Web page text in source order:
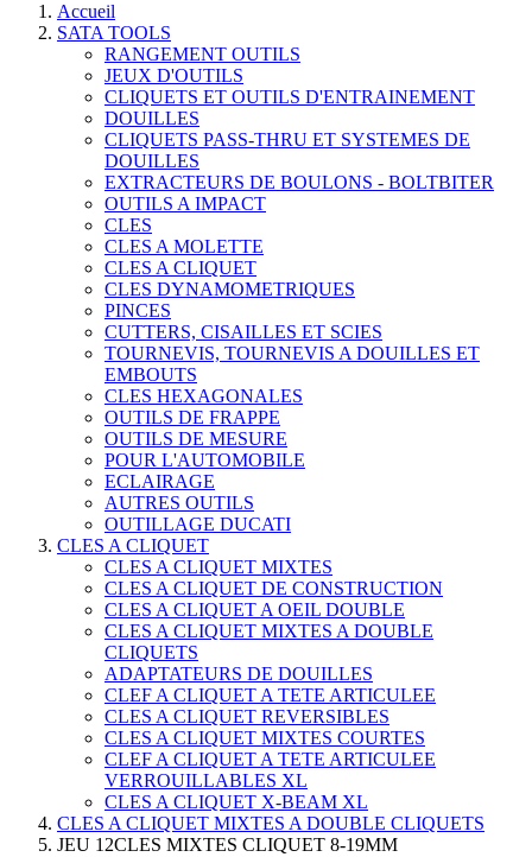
Accueil
SATA TOOLS
RANGEMENT OUTILS
JEUX D'OUTILS
CLIQUETS ET OUTILS D'ENTRAINEMENT
DOUILLES
CLIQUETS PASS-THRU ET SYSTEMES DE
DOUILLES
EXTRACTEURS DE BOULONS - BOLTBITER
OUTILS A IMPACT
CLES
CLES A MOLETTE
CLES A CLIQUET
CLES DYNAMOMETRIQUES
PINCES
CUTTERS, CISAILLES ET SCIES
TOURNEVIS, TOURNEVIS A DOUILLES ET
EMBOUTS
CLES HEXAGONALES
OUTILS DE FRAPPE
OUTILS DE MESURE
POUR L'AUTOMOBILE
ECLAIRAGE
AUTRES OUTILS
OUTILLAGE DUCATI
CLES A CLIQUET
CLES A CLIQUET MIXTES
CLES A CLIQUET DE CONSTRUCTION
CLES A CLIQUET A OEIL DOUBLE
CLES A CLIQUET MIXTES A DOUBLE
CLIQUETS
ADAPTATEURS DE DOUILLES
CLEF A CLIQUET A TETE ARTICULEE
CLES A CLIQUET REVERSIBLES
CLES A CLIQUET MIXTES COURTES
CLEF A CLIQUET A TETE ARTICULEE
VERROUILLABLES XL
CLES A CLIQUET X-BEAM XL
CLES A CLIQUET MIXTES A DOUBLE CLIQUETS
JEU 12CLES MIXTES CLIQUET 8-19MM